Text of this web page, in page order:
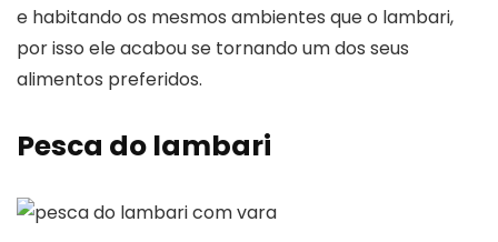
e habitando os mesmos ambientes que o lambari,
por isso ele acabou se tornando um dos seus
alimentos preferidos.
Pesca do lambari